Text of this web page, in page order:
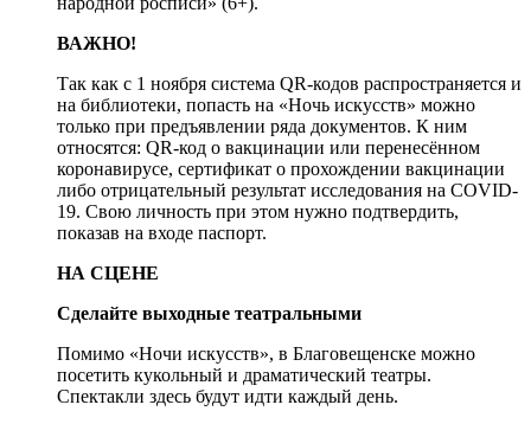
ВАЖНО!
Так как с 1 ноября система QR-кодов распространяется и
на библиотеки, попасть на «Ночь искусств» можно
только при предъявлении ряда документов. К ним
относятся: QR-код о вакцинации или перенесённом
коронавирусе, сертификат о прохождении вакцинации
либо отрицательный результат исследования на COVID-
19. Свою личность при этом нужно подтвердить,
показав на входе паспорт.
НА СЦЕНЕ
Сделайте выходные театральными
Помимо «Ночи искусств», в Благовещенске можно
посетить кукольный и драматический театры.
Спектакли здесь будут идти каждый день.